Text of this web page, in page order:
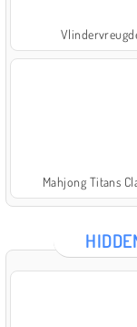
Mahjong Titans